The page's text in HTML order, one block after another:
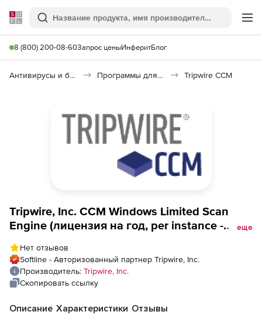
Softline
Поиск
8 (800) 200-08-60Запрос ценыИнферитБлог
Антивирусы и безопасность Программы для защиты информации Tripwire CCM
Tripwire, Inc. CCM Windows Limited Scan
Engine (лицензия на год, per instance -
еще
Нет отзывов
Softline - Авторизованный партнер Tripwire, Inc.
Производитель: Tripwire, Inc.
Скопировать ссылку
Описание Характеристики Отзывы